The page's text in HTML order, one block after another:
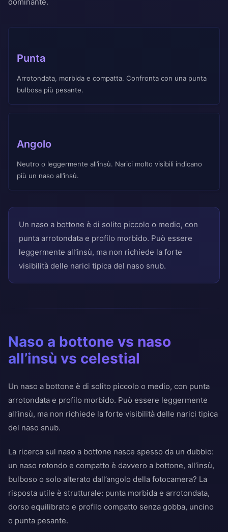
Punta
Arrotondata, morbida e compatta. Confronta con una punta
bulbosa più pesante.
Angolo
Neutro o leggermente all’insù. Narici molto visibili indicano
più un naso all’insù.
Un naso a bottone è di solito piccolo o medio, con
punta arrotondata e profilo morbido. Può essere
leggermente all’insù, ma non richiede la forte
visibilità delle narici tipica del naso snub.
Naso a bottone vs naso
all’insù vs celestial
Un naso a bottone è di solito piccolo o medio, con punta
arrotondata e profilo morbido. Può essere leggermente
all’insù, ma non richiede la forte visibilità delle narici tipica
del naso snub.
La ricerca sul naso a bottone nasce spesso da un dubbio:
un naso rotondo e compatto è davvero a bottone, all’insù,
bulboso o solo alterato dall’angolo della fotocamera? La
risposta utile è strutturale: punta morbida e arrotondata,
dorso equilibrato e profilo compatto senza gobba, uncino
o punta pesante.